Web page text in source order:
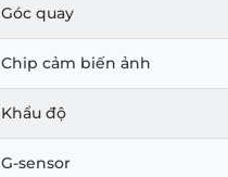
Góc quay
Chip cảm biến ảnh
Khẩu độ
G-sensor